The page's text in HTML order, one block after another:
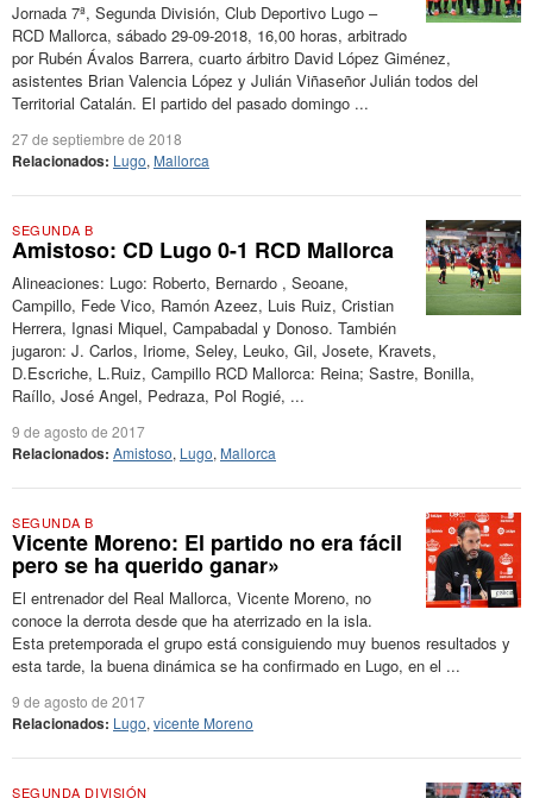
Jornada 7ª, Segunda División, Club Deportivo Lugo –
RCD Mallorca, sábado 29-09-2018, 16,00 horas, arbitrado
por Rubén Ávalos Barrera, cuarto árbitro David López Giménez,
asistentes Brian Valencia López y Julián Viñaseñor Julián todos del
Territorial Catalán. El partido del pasado domingo ...
27 de septiembre de 2018
Relacionados: Lugo, Mallorca
SEGUNDA B
Amistoso: CD Lugo 0-1 RCD Mallorca
Alineaciones: Lugo: Roberto, Bernardo , Seoane,
Campillo, Fede Vico, Ramón Azeez, Luis Ruiz, Cristian
Herrera, Ignasi Miquel, Campabadal y Donoso. También
jugaron: J. Carlos, Iriome, Seley, Leuko, Gil, Josete, Kravets,
D.Escriche, L.Ruiz, Campillo RCD Mallorca: Reina; Sastre, Bonilla,
Raíllo, José Angel, Pedraza, Pol Rogié, ...
9 de agosto de 2017
Relacionados: Amistoso, Lugo, Mallorca
SEGUNDA B
Vicente Moreno: El partido no era fácil
pero se ha querido ganar»
El entrenador del Real Mallorca, Vicente Moreno, no
conoce la derrota desde que ha aterrizado en la isla.
Esta pretemporada el grupo está consiguiendo muy buenos resultados y
esta tarde, la buena dinámica se ha confirmado en Lugo, en el ...
9 de agosto de 2017
Relacionados: Lugo, vicente Moreno
SEGUNDA DIVISIÓN